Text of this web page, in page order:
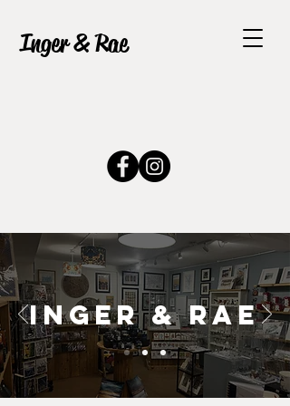
Inger & Rae
INGER & RAE